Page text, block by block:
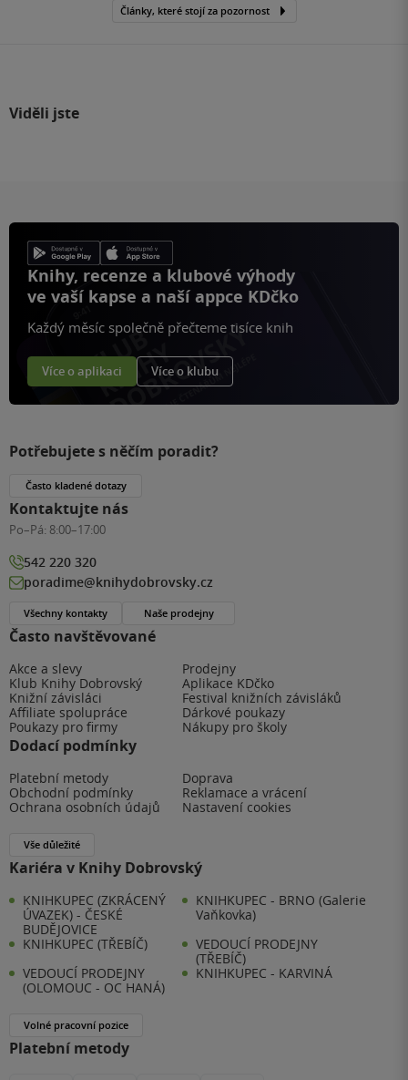
Články, které stojí za pozornost
Viděli jste
Knihy, recenze a klubové výhody
ve vaší kapse a naší appce KDčko
Každý měsíc společně přečteme tisíce knih
Více o aplikaci Více o klubu
Často navštěvované
Akce a slevy
Prodejny
Klub Knihy Dobrovský
Aplikace KDčko
Knižní závisláci
Festival knižních závisláků
Affiliate spolupráce
Dárkové poukazy
Poukazy pro firmy
Nákupy pro školy
Dodací podmínky
Platební metody
Doprava
Obchodní podmínky
Reklamace a vrácení
Ochrana osobních údajů
Nastavení cookies
Vše důležité
Kariéra v Knihy Dobrovský
KNIHKUPEC (ZKRÁCENÝ
ÚVAZEK) - ČESKÉ
BUDĚJOVICE
KNIHKUPEC - BRNO (Galerie
Vaňkovka)
KNIHKUPEC (TŘEBÍČ)
VEDOUCÍ PRODEJNY
(TŘEBÍČ)
VEDOUCÍ PRODEJNY
(OLOMOUC - OC HANÁ)
KNIHKUPEC - KARVINÁ
Volné pracovní pozice
Platební metody
Potřebujete s něčím poradit?
Často kladené dotazy
Kontaktujte nás
Po–Pá: 8:00–17:00
542 220 320
poradime@knihydobrovsky.cz
Všechny kontakty Naše prodejny